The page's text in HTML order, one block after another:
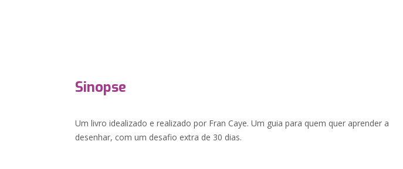
Sinopse
Um livro idealizado e realizado por Fran Caye. Um guia para quem quer aprender a
desenhar, com um desafio extra de 30 dias.